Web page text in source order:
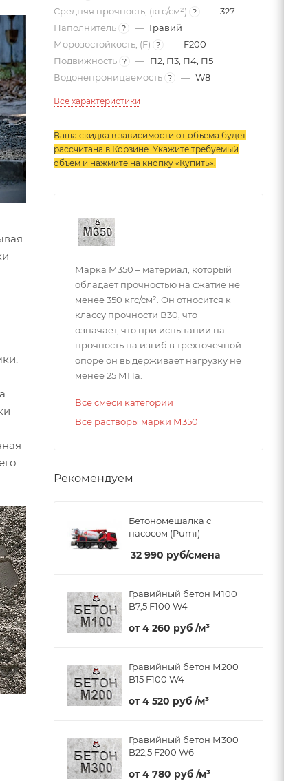
Средняя прочность, (кгс/см²)
? — 327
Наполнитель ? — Гравий
Морозостойкость, (F)
? — F200
Подвижность ? — П2, П3, П4, П5
Водонепроницаемость ? — W8
Все характеристики
Ваша скидка в зависимости от объема будет
рассчитана в Корзине. Укажите требуемый
объем и нажмите на кнопку «Купить».
Марка М350 – материал, который
обладает прочностью на сжатие не
менее 350 кгс/см². Он относится к
классу прочности В30, что
означает, что при испытании на
прочность на изгиб в трехточечной
опоре он выдерживает нагрузку не
менее 25 МПа.
Все смеси категории
Все растворы марки М350
Рекомендуем
Бетономешалка с
насосом (Pumi)
32 990 руб/смена
Гравийный бетон М100
B7,5 F100 W4
от4 260 руб /м³
Гравийный бетон М200
B15 F100 W4
от4 520 руб /м³
Гравийный бетон М300
B22,5 F200 W6
от4 780 руб /м³